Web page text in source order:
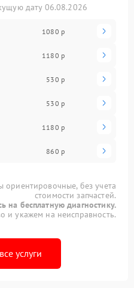
дату 06.08.2026
1080 р
1180 р
530 р
530 р
1180 р
860 р
ориентировочные, без учета
стоимости запчастей.
на бесплатную диагностику.
и укажем на неисправность.
услуги